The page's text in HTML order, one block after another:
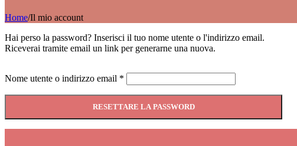
Home/Il mio account
Hai perso la password? Inserisci il tuo nome utente o l'indirizzo email.
Riceverai tramite email un link per generarne una nuova.
Nome utente o indirizzo email *
RESETTARE LA PASSWORD